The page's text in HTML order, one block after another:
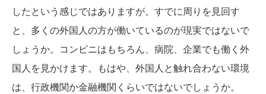
したという感じではありますが。すでに周りを見回す
と、多くの外国人の方が働いているのが現実ではないで
しょうか。コンビニはもちろん、病院、企業でも働く外
国人を見かけます。もはや、外国人と触れ合わない環境
は、行政機関か金融機関くらいではないでしょうか。